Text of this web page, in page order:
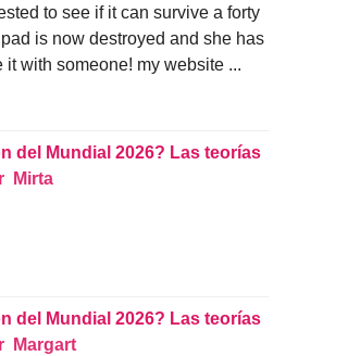
to see if it can survive a forty
is now destroyed and she has
with someone! my website ...
del Mundial 2026? Las teorías
Mirta
del Mundial 2026? Las teorías
Margart